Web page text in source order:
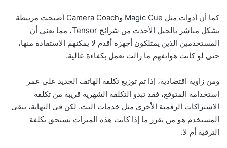
كما أن أدوات مثل Magic Cue وCamera Coach أصبحت مرتبطة
بشكل مباشر بالجيل الأحدث من شرائح Tensor، مما يعني أن
المستخدمين الذين يمتلكون أجهزة أقدم لا يمكنهم الاستفادة منها،
حتى لو كانت هواتفهم ما زالت تعمل بكفاءة عالية.
ومن زاوية اقتصادية، إذا تم توزيع تكلفة الهاتف الجديد على عمر
استخدامه المتوقع، فقد تبدو التكلفة الشهرية قريبة من تكلفة
الاشتراكات الرقمية الأخرى مثل خدمات البث. لكن في النهاية، يبقى
المستخدم هو من يقرر ما إذا كانت هذه الميزات تستحق تكلفة
الترقية أم لا.